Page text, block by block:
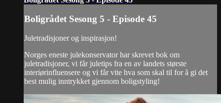
Boligrådet Sesong 5 - Episode 45
Juletradisjoner og inspirasjon!
Norges eneste julekonservator har skrevet bok om
juletradisjoner, vi får juletips fra en av landets største
interiørinfluensere og vi får vite hva som skal til for å gi det
best mulig inntrykket gjennom boligstyling!